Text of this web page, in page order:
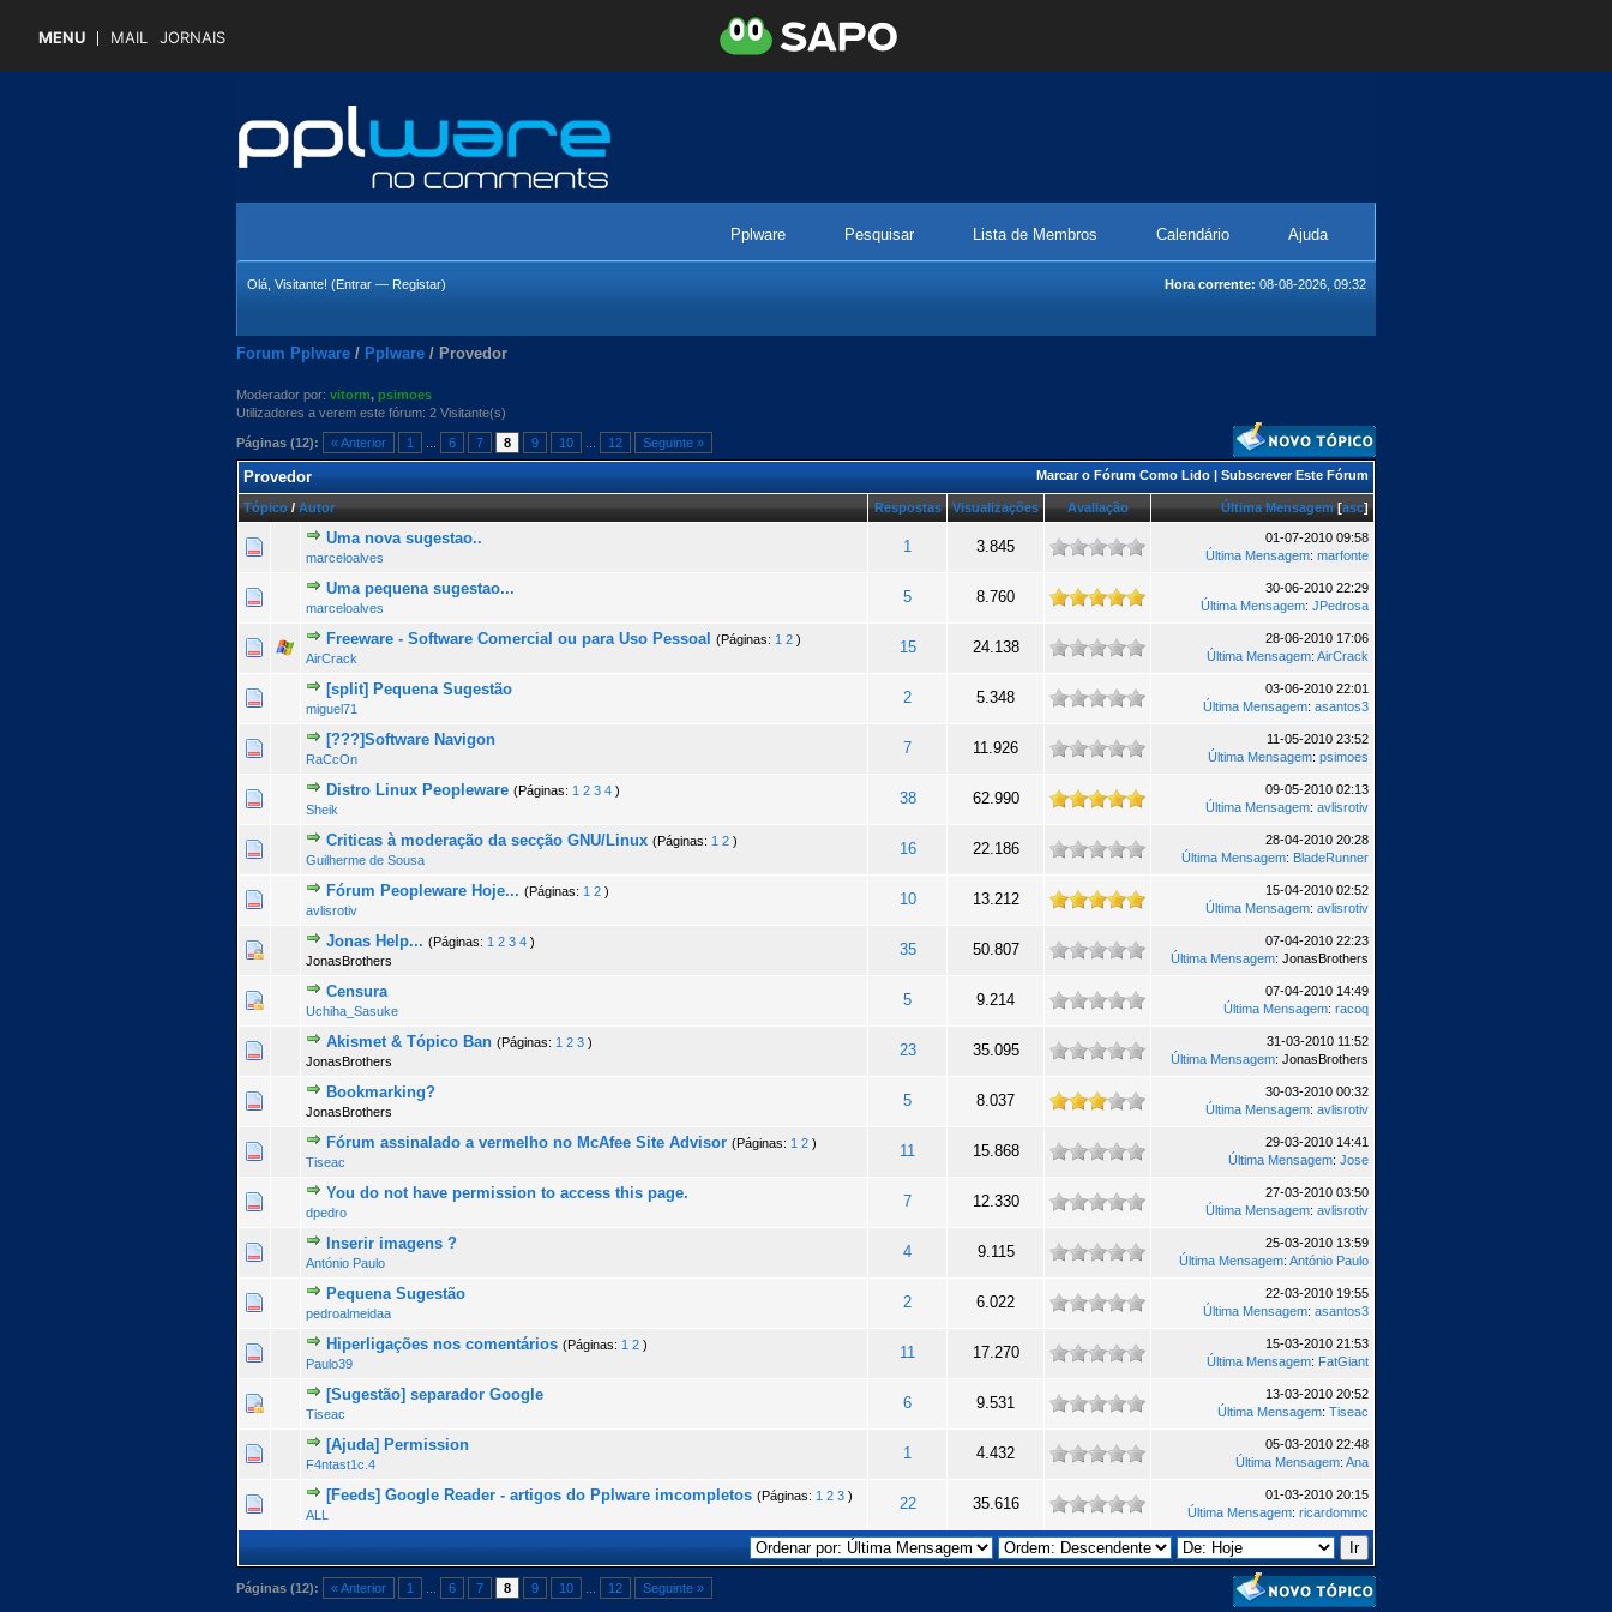
MENU MAIL JORNAIS
Pplware Pesquisar Lista de Membros Calendário Ajuda
Hora corrente: 08-08-2026, 09:32
Olá, Visitante! (Entrar — Registar)
Forum Pplware / Pplware / Provedor
Moderador por: vitorm, psimoes
Utilizadores a verem este fórum: 2 Visitante(s)
Páginas (12): « Anterior 1 6 7 8 9 10 12 Seguinte »
Marcar o Fórum Como Lido | Subscrever Este Fórum
Provedor
Tópico/Autor Respostas Visualizações Avaliação Última Mensagem [asc]
Uma nova sugestao..
marceloalves
1 3.845
0 Voto(s) - 0 de 5 na totalidade
123
01-07-2010 09:58
Última Mensagem: marfonte
Uma pequena sugestao...
marceloalves
5 8.760
2 Voto(s) - 5 de 5 na totalidade
12345
30-06-2010 22:29
Última Mensagem: JPedrosa
Freeware - Software Comercial ou para Uso Pessoal (Páginas: 1 2 )
AirCrack
15 24.138
0 Voto(s) - 0 de 5 na totalidade
12 345
28-06-2010 17:06
Última Mensagem: AirCrack
[split] Pequena Sugestão
miguel71
2 5.348
0 Voto(s) - 0 de 5 na totalidade
12345
03-06-2010 22:01
Última Mensagem: asantos3
[???]Software Navigon
RaCcOn
7 11.926
0 Voto(s) - 0 de 5 na totalidade
12345
11-05-2010 23:52
Última Mensagem: psimoes
Distro Linux Peopleware (Páginas: 1 2 3 4 )
Sheik
38 62.990
1 Voto(s) - 5 de 5 na totalidade
12345
09-05-2010 02:13
Última Mensagem: avlisrotiv
Criticas à moderação da secção GNU/Linux (Páginas: 1 2 )
Guilherme de Sousa
16 22.186
0 Voto(s) - 0 de 5 na totalidade
123 45
28-04-2010 20:28
Última Mensagem: BladeRunner
Fórum Peopleware Hoje... (Páginas: 1 2 )
avlisrotiv
10 13.212
1 Voto(s) - 5 de 5 na totalidade
12345
15-04-2010 02:52
Última Mensagem: avlisrotiv
Jonas Help... (Páginas: 1 2 3 4 )
JonasBrothers
35 50.807
0 Voto(s) - 0 de 5 na totalidade
123 45
07-04-2010 22:23
Última Mensagem: JonasBrothers
Censura
Uchiha_Sasuke
5 9.214
0 Voto(s) - 0 de 5 na totalidade
07-04-2010 14:49
Última Mensagem: racoq
Akismet & Tópico Ban (Páginas: 1 2 3 )
JonasBrothers
23 35.095
0 Voto(s) - 0 de 5 na totalidade
1234 5
31-03-2010 11:52
Última Mensagem: JonasBrothers
Bookmarking?
JonasBrothers
5 8.037
2 Voto(s) - 3 de 5 na totalidade
30-03-2010 00:32
Última Mensagem: avlisrotiv
Fórum assinalado a vermelho no McAfee Site Advisor (Páginas: 1 2 )
Tiseac
11 15.868
0 Voto(s) - 0 de 5 na totalidade
1 2345
29-03-2010 14:41
Última Mensagem: Jose
You do not have permission to access this page.
dpedro
7 12.330
0 Voto(s) - 0 de 5 na totalidade
12 345
27-03-2010 03:50
Última Mensagem: avlisrotiv
Inserir imagens ?
António Paulo
4 9.115
0 Voto(s) - 0 de 5 na totalidade
25-03-2010 13:59
Última Mensagem: António Paulo
Pequena Sugestão
pedroalmeidaa
2 6.022
0 Voto(s) - 0 de 5 na totalidade
12
22-03-2010 19:55
Última Mensagem: asantos3
Hiperligações nos comentários (Páginas: 1 2 )
Paulo39
11 17.270
0 Voto(s) - 0 de 5 na totalidade
1 2345
15-03-2010 21:53
Última Mensagem: FatGiant
[Sugestão] separador Google
Tiseac
6 9.531
0 Voto(s) - 0 de 5 na totalidade
123 45
13-03-2010 20:52
Última Mensagem: Tiseac
[Ajuda] Permission
F4ntast1c.4
1 4.432
0 Voto(s) - 0 de 5 na totalidade
12
05-03-2010 22:48
Última Mensagem: Ana
[Feeds] Google Reader - artigos do Pplware imcompletos (Páginas: 1 2 3 )
ALL
22 35.616
0 Voto(s) - 0 de 5 na totalidade
1234 5
01-03-2010 20:15
Última Mensagem: ricardommc
Páginas (12): « Anterior 1 6 7 8 9 10 12 Seguinte »